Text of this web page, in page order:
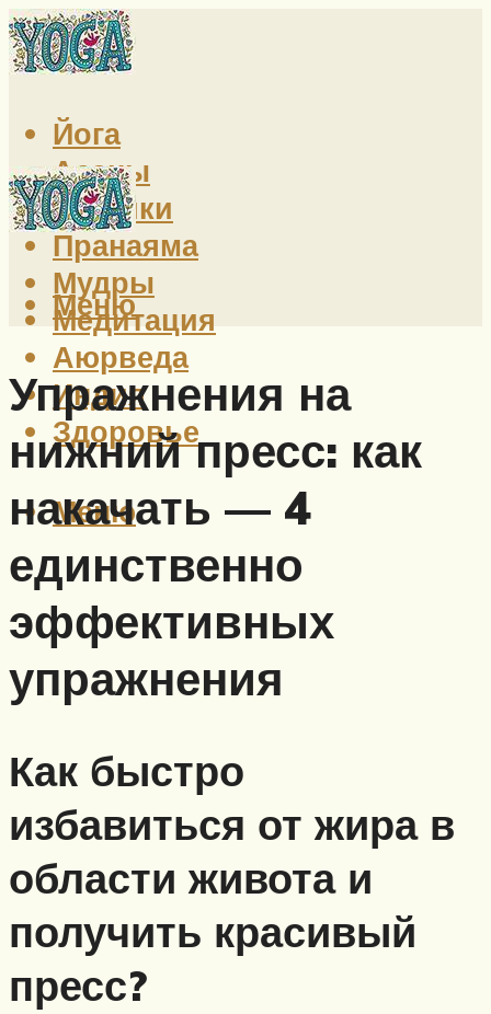
Йога
Асаны
Техники
Пранаяма
Мудры
Медитация
Аюрведа
Индия
Здоровье
Меню
Меню
Упражнения на
нижний пресс: как
накачать — 4
единственно
эффективных
упражнения
Как быстро
избавиться от жира в
области живота и
получить красивый
пресс?